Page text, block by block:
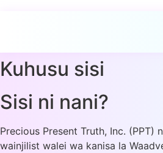
Kuhusu sisi
Sisi ni nani?
Precious Present Truth, Inc. (PPT)
wainjilist walei wa kanisa la